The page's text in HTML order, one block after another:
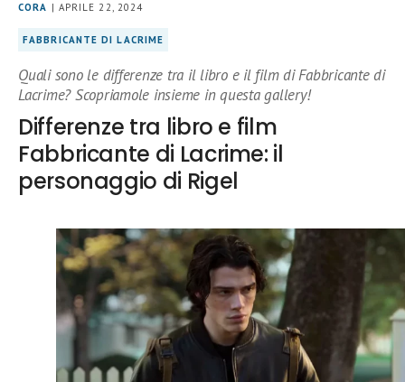
CORA | APRILE 22, 2024
FABBRICANTE DI LACRIME
Quali sono le differenze tra il libro e il film di Fabbricante di
Lacrime? Scopriamole insieme in questa gallery!
Differenze tra libro e film
Fabbricante di Lacrime: il
personaggio di Rigel